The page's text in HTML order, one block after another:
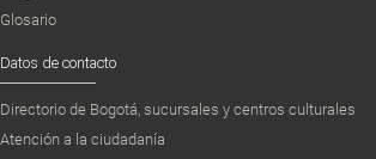
Glosario
Datos de contacto
Directorio de Bogotá, sucursales y centros culturales
Atención a la ciudadanía